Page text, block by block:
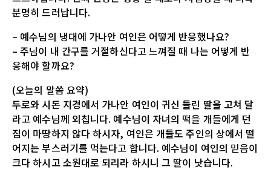
분명히 드러납니다.
– 예수님의 냉대에 가나안 여인은 어떻게 반응했나요?
– 주님이 내 간구를 거절하신다고 느껴질 때 나는 어떻게 반
응해야 할까요?
(오늘의 말씀 요약)
두로와 시돈 지경에서 가나안 여인이 귀신 들린 딸을 고쳐 달
라고 예수님께 외칩니다. 예수님이 자녀의 떡을 개들에게 던
짐이 마땅하지 않다 하시자, 여인은 개들도 주인의 상에서 떨
어지는 부스러기를 먹는다고 합니다. 예수님이 여인의 믿음이
크다 하시고 소원대로 되리라 하시니 그 딸이 낫습니다.